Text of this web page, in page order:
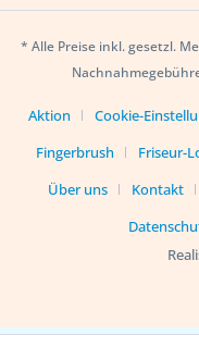
* Alle Preise inkl. gesetzl.
Aktion Cookie-
Fingerbrush
Friseur-
Über uns
Kontakt